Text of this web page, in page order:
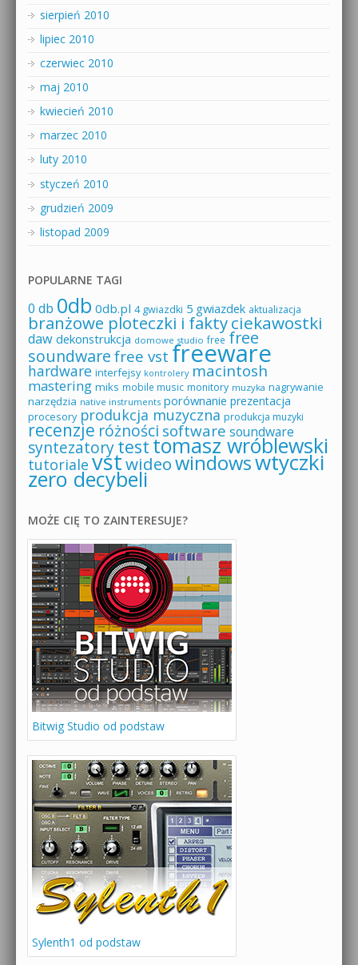
sierpień 2010
lipiec 2010
czerwiec 2010
maj 2010
kwiecień 2010
marzec 2010
luty 2010
styczeń 2010
grudzień 2009
listopad 2009
POPULARNE TAGI
0 db 0db 0db.pl 4 gwiazdki 5 gwiazdek aktualizacja
branżowe ploteczki i faktyciekawostki
daw dekonstrukcja domowe studio free free
soundware free vst freeware
hardware interfejsy kontrolery macintosh
mastering miks mobile music monitory muzyka nagrywanie
narzędzia native instruments porównanie prezentacja
procesory produkcja muzyczna produkcja muzyki
recenzje różności software soundware
syntezatorytesttomasz wróblewski
tutoriale vstwideowindowswtyczki
zero decybeli
MOŻE CIĘ TO ZAINTERESUJE?
Bitwig Studio od podstaw
Sylenth1 od podstaw